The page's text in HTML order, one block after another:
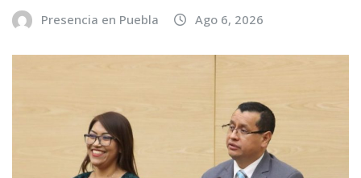
Presencia en Puebla Ago 6, 2026